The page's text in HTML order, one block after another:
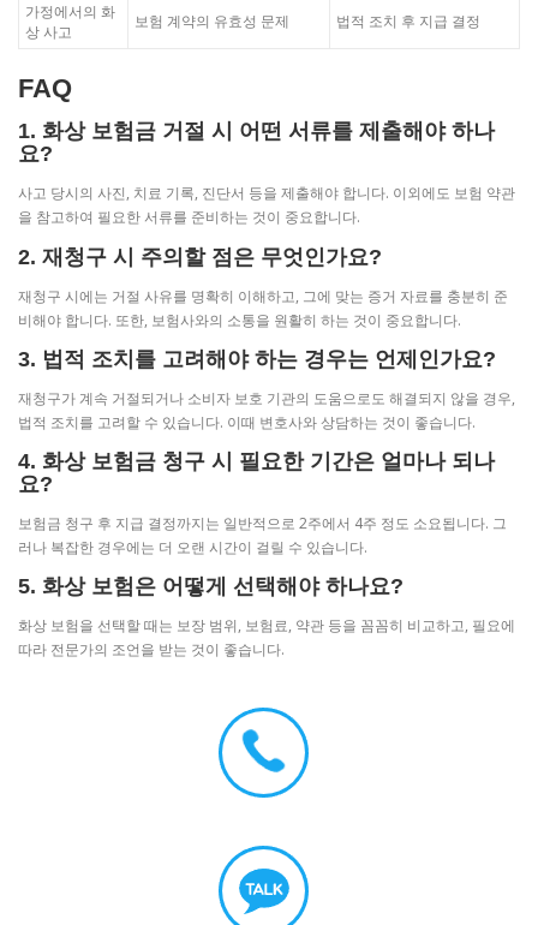
가정에서의 화
상 사고
보험 계약의 유효성 문제 법적 조치 후 지급 결정
FAQ
1. 화상 보험금 거절 시 어떤 서류를 제출해야 하나
요?
사고 당시의 사진, 치료 기록, 진단서 등을 제출해야 합니다. 이외에도 보험 약관
을 참고하여 필요한 서류를 준비하는 것이 중요합니다.
2. 재청구 시 주의할 점은 무엇인가요?
재청구 시에는 거절 사유를 명확히 이해하고, 그에 맞는 증거 자료를 충분히 준
비해야 합니다. 또한, 보험사와의 소통을 원활히 하는 것이 중요합니다.
3. 법적 조치를 고려해야 하는 경우는 언제인가요?
재청구가 계속 거절되거나 소비자 보호 기관의 도움으로도 해결되지 않을 경우,
법적 조치를 고려할 수 있습니다. 이때 변호사와 상담하는 것이 좋습니다.
4. 화상 보험금 청구 시 필요한 기간은 얼마나 되나
요?
보험금 청구 후 지급 결정까지는 일반적으로 2주에서 4주 정도 소요됩니다. 그
러나 복잡한 경우에는 더 오랜 시간이 걸릴 수 있습니다.
5. 화상 보험은 어떻게 선택해야 하나요?
화상 보험을 선택할 때는 보장 범위, 보험료, 약관 등을 꼼꼼히 비교하고, 필요에
따라 전문가의 조언을 받는 것이 좋습니다.